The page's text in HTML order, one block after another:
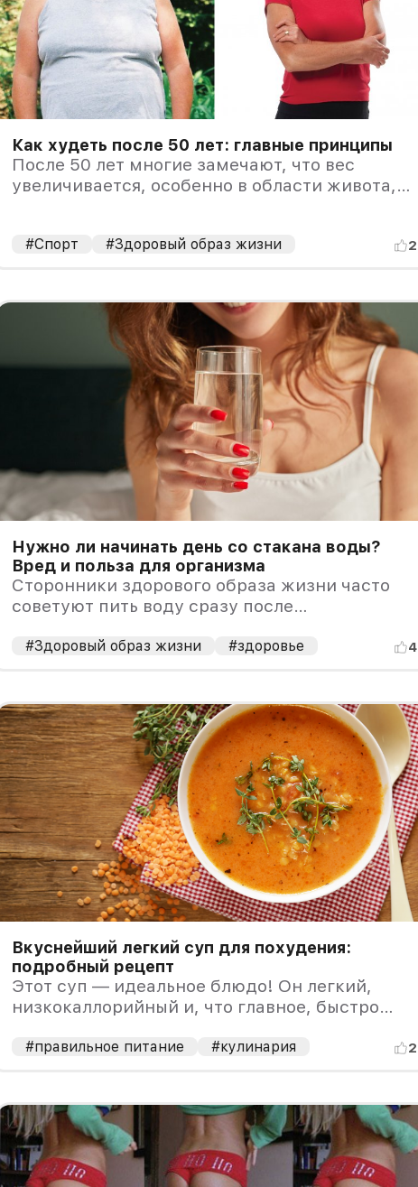
Как худеть после 50 лет: главные принципы
После 50 лет многие замечают, что вес
увеличивается, особенно в области живота,
#Спорт #Здоровый образ жизни 2
Нужно ли начинать день со стакана воды?
Вред и польза для организма
Сторонники здорового образа жизни часто
советуют пить воду сразу после
что это помогает пробудить организм,
веса.
#Здоровый образ жизни #здоровье 4
Вкуснейший легкий суп для похудения:
подробный рецепт
Этот суп — идеальное блюдо! Он легкий,
низкокаллорийный и, что главное, быстро
ингредиентов выступают красная чечевица и
#правильное питание #кулинария 2